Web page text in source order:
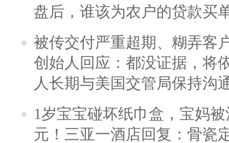
盘后，谁该为农户的贷款买
被传交付严重超期、糊弄客
创始人回应：都没证据，将
人长期与美国交管局保持沟
1岁宝宝碰坏纸巾盒，宝妈
元！三亚一酒店回复：骨瓷